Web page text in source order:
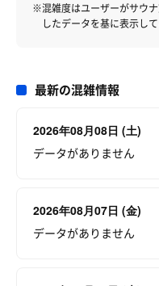
※混雑度はユーザーがサウ
したデータを基に表示して
最新の混雑情報
2026年08月08日 (土)
データがありません
2026年08月07日 (金)
データがありません